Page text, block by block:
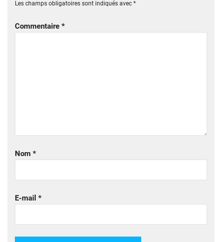
Les champs obligatoires sont indiqués avec *
Commentaire *
Nom *
E-mail *